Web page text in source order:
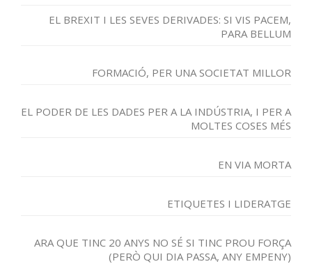
EL BREXIT I LES SEVES DERIVADES: SI VIS PACEM,
PARA BELLUM
FORMACIÓ, PER UNA SOCIETAT MILLOR
EL PODER DE LES DADES PER A LA INDÚSTRIA, I PER A
MOLTES COSES MÉS
EN VIA MORTA
ETIQUETES I LIDERATGE
ARA QUE TINC 20 ANYS NO SÉ SI TINC PROU FORÇA
(PERÒ QUI DIA PASSA, ANY EMPENY)